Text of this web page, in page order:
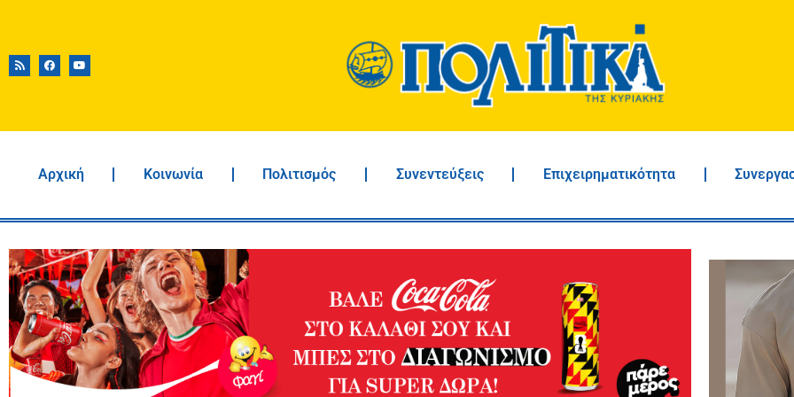
Αρχική Κοινωνία Πολιτισμός Συνεντεύξεις Επιχειρηματικότητα